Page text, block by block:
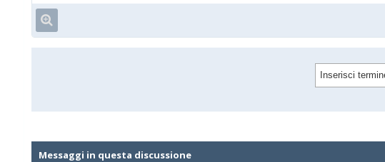
Messaggi in questa discussione